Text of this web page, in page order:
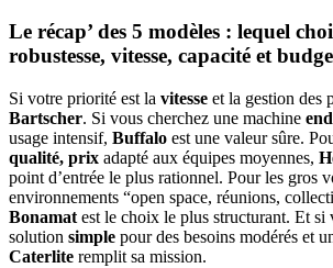
Le récap’ des 5 modèles : lequel
robustesse, vitesse, capacité et
Si votre priorité est la vitesse et la gestion des
Bartscher. Si vous cherchez une machine
usage intensif, Buffalo est une valeur sûre.
qualité, prix adapté aux équipes moyennes,
point d’entrée le plus rationnel. Pour les gros
environnements “open space, réunions,
Bonamat est le choix le plus structurant. Et si
solution simple pour des besoins modérés et
Caterlite remplit sa mission.